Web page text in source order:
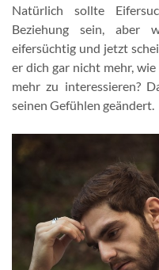
Natürlich sollte
Beziehung sein, aber
eifersüchtig und jetzt
er dich gar nicht mehr,
mehr zu interessieren?
seinen Gefühlen geändert.